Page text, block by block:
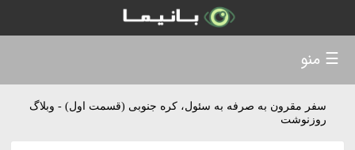
سفر مقرون به صرفه به سئول، کره جنوبی (قسمت اول) - وبلاگ
روزنوشت
☰ منو